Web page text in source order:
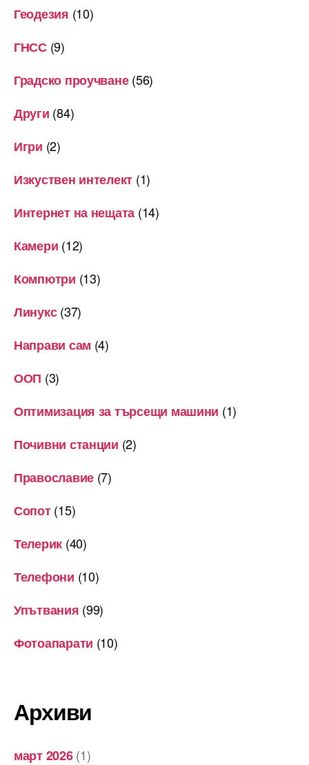
Геодезия (10)
ГНСС(9)
Градско проучване(56)
Други (84)
Игри (2)
Изкуствен интелект (1)
Интернет на нещата (14)
Камери (12)
Компютри (13)
Линукс(37)
Направи сам (4)
ООП (3)
Оптимизация за търсещи машини (1)
Почивни станции (2)
Православие (7)
Сопот(15)
Телерик (40)
Телефони (10)
Упътвания (99)
Фотоапарати (10)
Архиви
март 2026(1)